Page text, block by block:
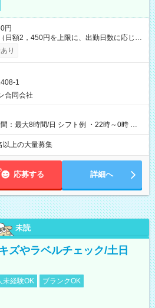
円
日額2，450円を上限に、出勤日数に応じて
の上限あり、手数料無料（Amazon負担）
り
1
合同会社
：最大8時間/日 シフト例 ・22時～0時 入
トをご確認の上、申請してください。
以上の大量募集
応募する 詳細へ
未読
ズやラベルチェック/土日
未経験OK
ブランクOK